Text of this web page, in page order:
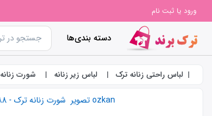
ورود یا ثبت نام
دسته بندی‌ها
لباس راحتی زنانه ترک لباس زیر زنانه شورت زنانه